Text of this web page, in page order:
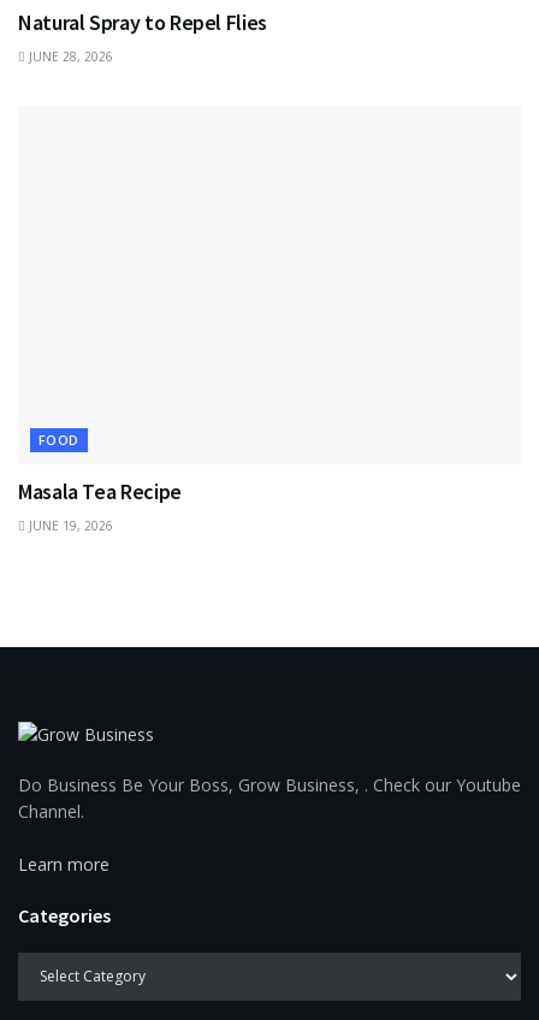
Natural Spray to Repel Flies
JUNE 28, 2026
FOOD
Masala Tea Recipe
JUNE 19, 2026
Do Business Be Your Boss, Grow Business, . Check our Youtube
Channel.
Learn more
Categories